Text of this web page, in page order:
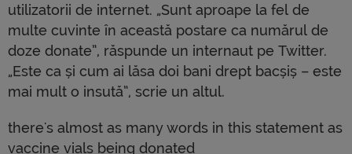
utilizatorii de internet. „Sunt aproape la fel de
multe cuvinte în această postare ca numărul de
doze donate”, răspunde un internaut pe Twitter.
„Este ca și cum ai lăsa doi bani drept bacșiș – este
mai mult o insută”, scrie un altul.
there's almost as many words in this statement as
vaccine vials being donated